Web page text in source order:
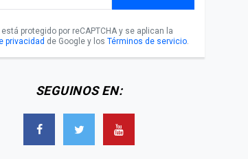
llanto de
la crisis
Paz Cornú se casó y se
armó un terrible
escándalo con una famosa
protegido por reCAPTCHA y se aplican la
privacidad de Google y los Términos de servicio.
SEGUINOS EN: